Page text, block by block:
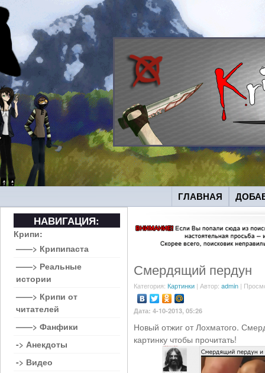
ГЛАВНАЯ
Смердящий пердун
Категория: Картинки | Автор: admin |
Дата: 4-10-2013, 05:26
Новый отжиг от Лохматого.
картинку чтобы прочитать!
НАВИГАЦИЯ:
Крипи:
——> Крипипаста
——> Реальные
истории
——> Крипи от
читателей
——> Фанфики
-> Анекдоты
-> Видео